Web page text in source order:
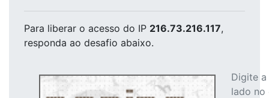
Para liberar o acesso do IP 216.73.216.117,
responda ao desafio abaixo.
Digite
lado no